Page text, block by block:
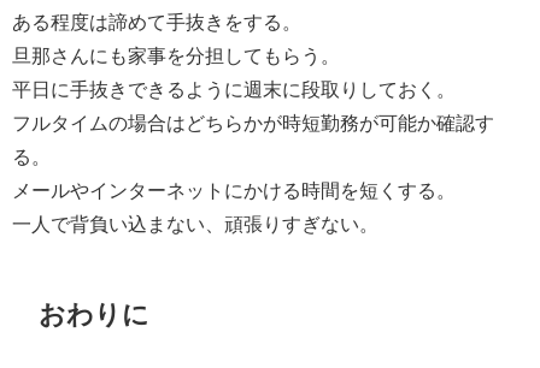
ある程度は諦めて手抜きをする。
旦那さんにも家事を分担してもらう。
平日に手抜きできるように週末に段取りしておく。
フルタイムの場合はどちらかが時短勤務が可能か確認す
る。
メールやインターネットにかける時間を短くする。
一人で背負い込まない、頑張りすぎない。
おわりに